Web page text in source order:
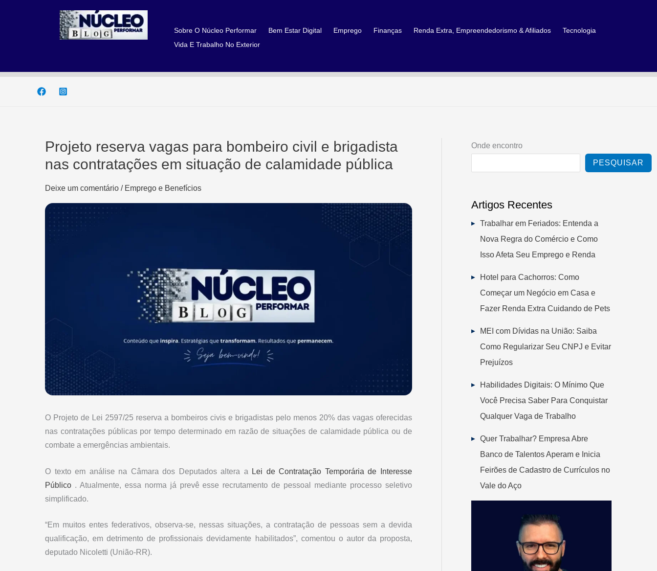
Sobre O Núcleo Performar Bem Estar Digital Emprego Finanças Renda Extra, Empreendedorismo & Afiliados
Tecnologia
Vida E Trabalho No Exterior
Projeto reserva vagas para bombeiro civil e brigadista
nas contratações em situação de calamidade pública
Deixe um comentário / Emprego e Benefícios
O Projeto de Lei 2597/25 reserva a bombeiros civis e brigadistas pelo menos 20% das vagas oferecidas
nas contratações públicas por tempo determinado em razão de situações de calamidade pública ou de
combate a emergências ambientais.
O texto em análise na Câmara dos Deputados altera a
Lei de Contratação Temporária de Interesse
Público . Atualmente, essa norma já prevê esse recrutamento de pessoal mediante processo seletivo
simplificado.
“Em muitos entes federativos, observa-se, nessas situações, a contratação de pessoas sem a devida
qualificação, em detrimento de profissionais devidamente habilitados”, comentou o autor da proposta,
deputado Nicoletti (União-RR).
Onde encontro
PESQUISAR
Artigos Recentes
Trabalhar em Feriados: Entenda a
Nova Regra do Comércio e Como
Isso Afeta Seu Emprego e Renda
Hotel para Cachorros: Como
Começar um Negócio em Casa e
Fazer Renda Extra Cuidando de Pets
MEI com Dívidas na União: Saiba
Como Regularizar Seu CNPJ e Evitar
Prejuízos
Habilidades Digitais: O Mínimo Que
Você Precisa Saber Para Conquistar
Qualquer Vaga de Trabalho
Quer Trabalhar? Empresa Abre
Banco de Talentos Aperam e Inicia
Feirões de Cadastro de Currículos no
Vale do Aço